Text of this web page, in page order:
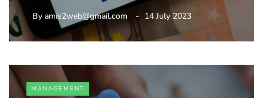
By amis2web@gmail.com 14 July 2023
MANAGEMENT